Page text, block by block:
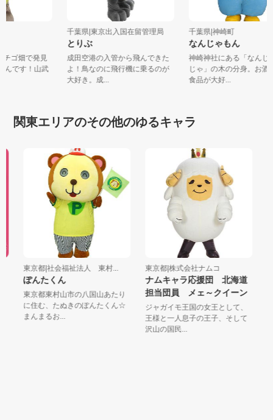
チゴ畑で発見
んです！山武
千葉県|東京出入国在留管理局
とりぶ
成田空港の入管から飛んできた
よ！鳥なのに飛行機に乗るのが
大好き。成...
千葉県|神崎町
なんじゃもん
神崎神社にある「なん
じゃ」の木の分身。お
食品が大好...
関東エリアのその他のゆるキャラ
東京都|社会福祉法人 東村...
ぽんたくん
東京都東村山市の八国山あたり
に住む、たぬきのぽんたくん☆
まんまるお...
東京都|株式会社ナムコ
ナムキャラ応援団 北海道
担当団員 メェ～クイーン
ジャガイモ王国の女王として、
王様と一人息子の王子、そして
沢山の国民...